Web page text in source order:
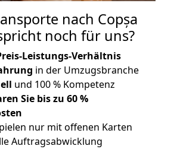
nach Copșa
noch für uns?
Leistungs-Verhältnis
in der Umzugsbranche
und 100 % Kompetenz
Sie bis zu 60 %
nur mit offenen Karten
Auftragsabwicklung